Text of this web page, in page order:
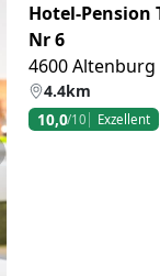
Hotel-Pension
Nr 6
4600 Altenburg
4.4km
10,0/10 Exzellent